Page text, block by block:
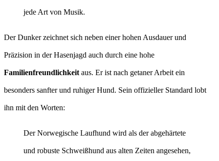
jede Art von Musik.
Der Dunker zeichnet sich neben einer hohen Ausdauer und
Präzision in der Hasenjagd auch durch eine hohe
Familienfreundlichkeit aus. Er ist nach getaner Arbeit ein
besonders sanfter und ruhiger Hund. Sein offizieller Standard lobt
ihn mit den Worten:
Der Norwegische Laufhund wird als der abgehärtete
und robuste Schweißhund aus alten Zeiten angesehen,